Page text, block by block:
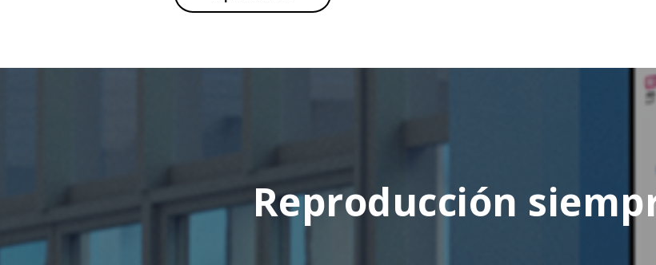
Reproducción